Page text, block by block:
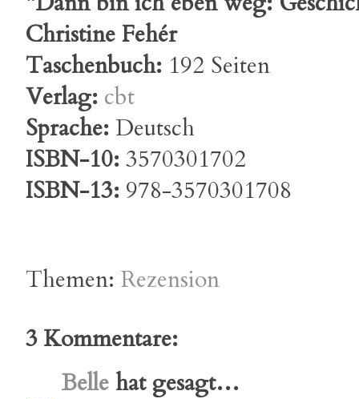
Christine Fehér
Taschenbuch: 192 Seiten
Verlag: cbt
Sprache: Deutsch
ISBN-10: 3570301702
ISBN-13: 978-3570301708
Themen: Rezension
3 Kommentare:
Belle hat gesagt…